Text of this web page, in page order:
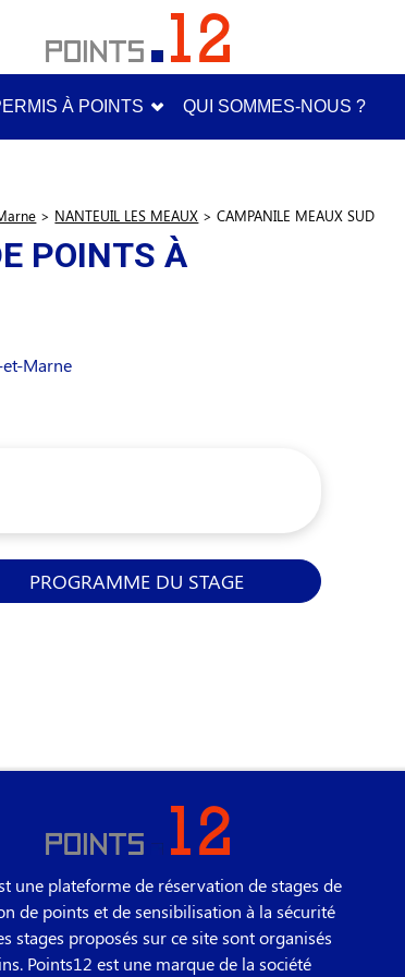
À POINTS QUI SOMMES-NOUS ?
> NANTEUIL LES MEAUX > CAMPANILE MEAUX SUD
POINTS À
Marne
PROGRAMME DU STAGE
une plateforme de réservation de stages de
de points et de sensibilisation à la sécurité
stages proposés sur ce site sont organisés
Points12 est une marque de la société